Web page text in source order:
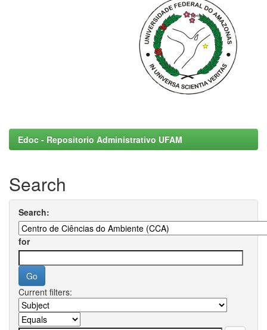
Edoc - Repositorio Administrativo UFAM
Search
Search:
for
Current filters: